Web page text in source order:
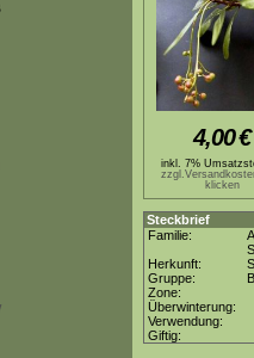
4,00€
inkl. 7%
klicken
Steckbrief
Familie:
Herkunft:
Gruppe:
Zone:
Überwinterung:
Verwendung:
Giftig: